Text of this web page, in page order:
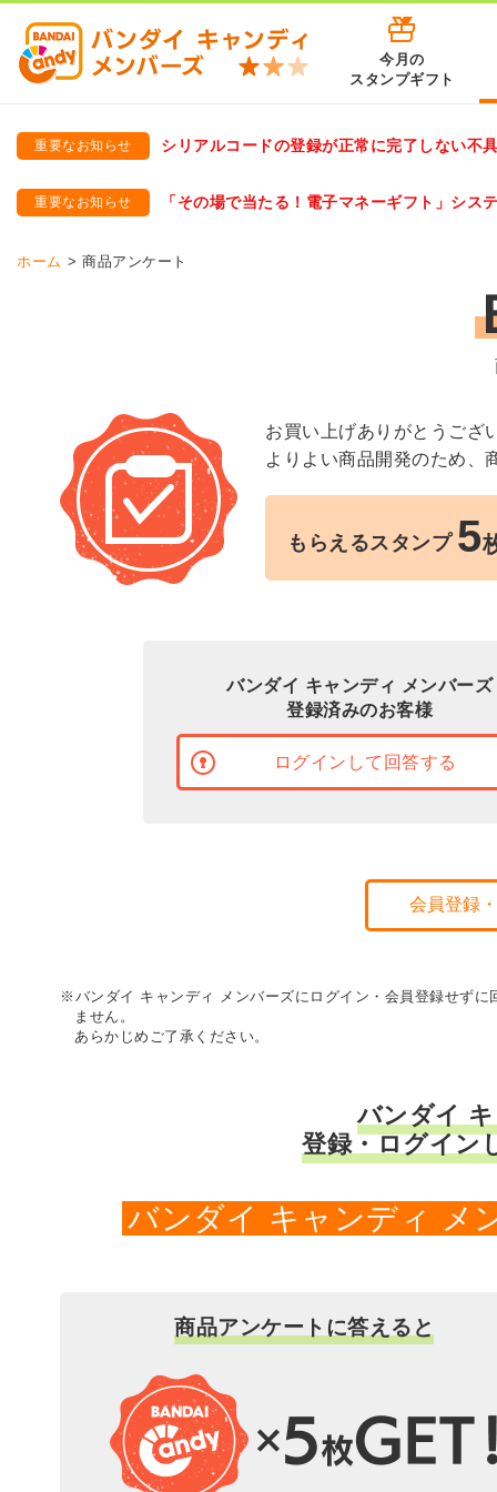
今月の
スタンプギフト
重要なお知らせ
シリアルコードの登録が正常に完了しない不
重要なお知らせ
「その場で当たる！電子マネーギフト」シス
ホーム 商品アンケート
お買い上げありがとうござ
よりよい商品開発のため、
もらえるスタンプ 5
バンダイ キャンディ メンバーズ
登録済みのお客様
ログインして回答する
会員登録
※バンダイ キャンディ メンバーズにログイン・会員登録せず
ません。
あらかじめご了承ください。
バンダイ
登録・ログイン
バンダイ キャンディ メ
商品アンケートに答えると